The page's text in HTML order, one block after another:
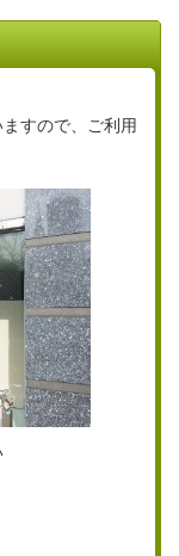
すので、ご利用